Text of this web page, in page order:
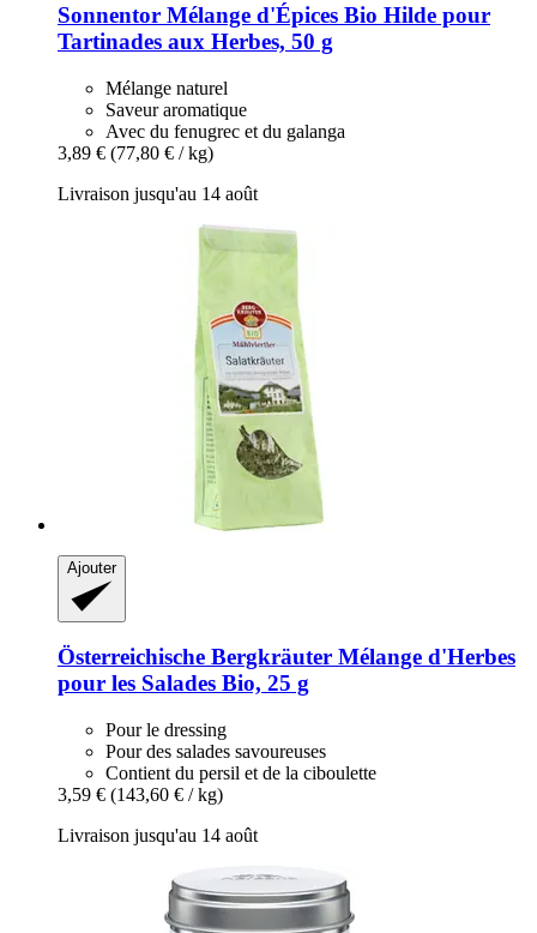
Sonnentor Mélange d'Épices Bio Hilde pour
Tartinades aux Herbes, 50 g
Mélange naturel
Saveur aromatique
Avec du fenugrec et du galanga
3,89 € (77,80 € / kg)
Livraison jusqu'au 14 août
Ajouter
Österreichische Bergkräuter Mélange d'Herbes
pour les Salades Bio, 25 g
Pour le dressing
Pour des salades savoureuses
Contient du persil et de la ciboulette
3,59 € (143,60 € / kg)
Livraison jusqu'au 14 août